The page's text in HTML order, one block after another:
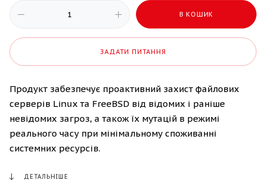
В КОШИК
ЗАДАТИ ПИТАННЯ
Продукт забезпечує проактивний захист файлових
серверів Linux та FreeBSD від відомих і раніше
невідомих загроз, а також їх мутацій в режимі
реального часу при мінімальному споживанні
системних ресурсів.
ДЕТАЛЬНІШЕ